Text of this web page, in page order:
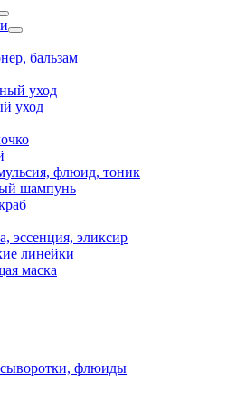
бальзам
уход
уход
флюид, тоник
шампунь
эссенция, эликсир
линейки
маска
флюиды